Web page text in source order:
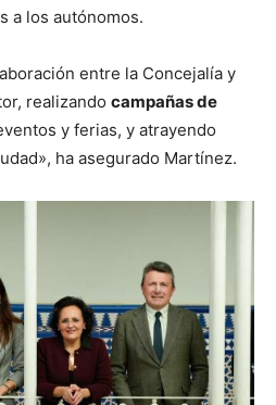
a los autónomos.
entre la Concejalía y
realizando campañas de
y ferias, y atrayendo
ha asegurado Martínez.